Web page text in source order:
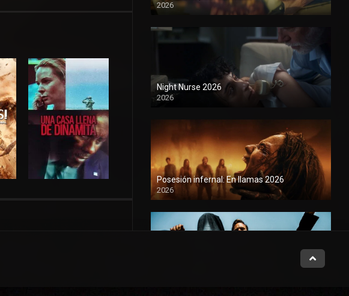
2026
1080P
Night Nurse 2026
2026
1080P
Posesión infernal: En llamas 2026
2026
1080P